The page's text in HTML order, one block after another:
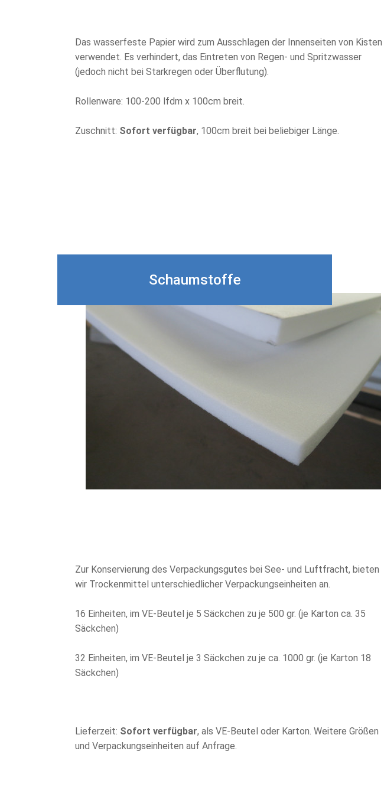
Das wasserfeste Papier wird zum Ausschlagen der Innenseiten von Kisten
verwendet. Es verhindert, das Eintreten von Regen- und Spritzwasser
(jedoch nicht bei Starkregen oder Überflutung).
Rollenware: 100-200 lfdm x 100cm breit.
Zuschnitt: Sofort verfügbar, 100cm breit bei beliebiger Länge.
Schaumstoffe
Zur Konservierung des Verpackungsgutes bei See- und Luftfracht, bieten
wir Trockenmittel unterschiedlicher Verpackungseinheiten an.
16 Einheiten, im VE-Beutel je 5 Säckchen zu je 500 gr. (je Karton ca. 35
Säckchen)
32 Einheiten, im VE-Beutel je 3 Säckchen zu je ca. 1000 gr. (je Karton 18
Säckchen)
Lieferzeit: Sofort verfügbar, als VE-Beutel oder Karton. Weitere Größen
und Verpackungseinheiten auf Anfrage.